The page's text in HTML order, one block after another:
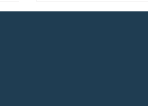
超伝導体！最高のスリ
ス】 K-POPアイドル応援ア
体！最高のスリックバック